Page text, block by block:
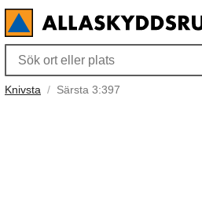
Knivsta Särsta 3:397